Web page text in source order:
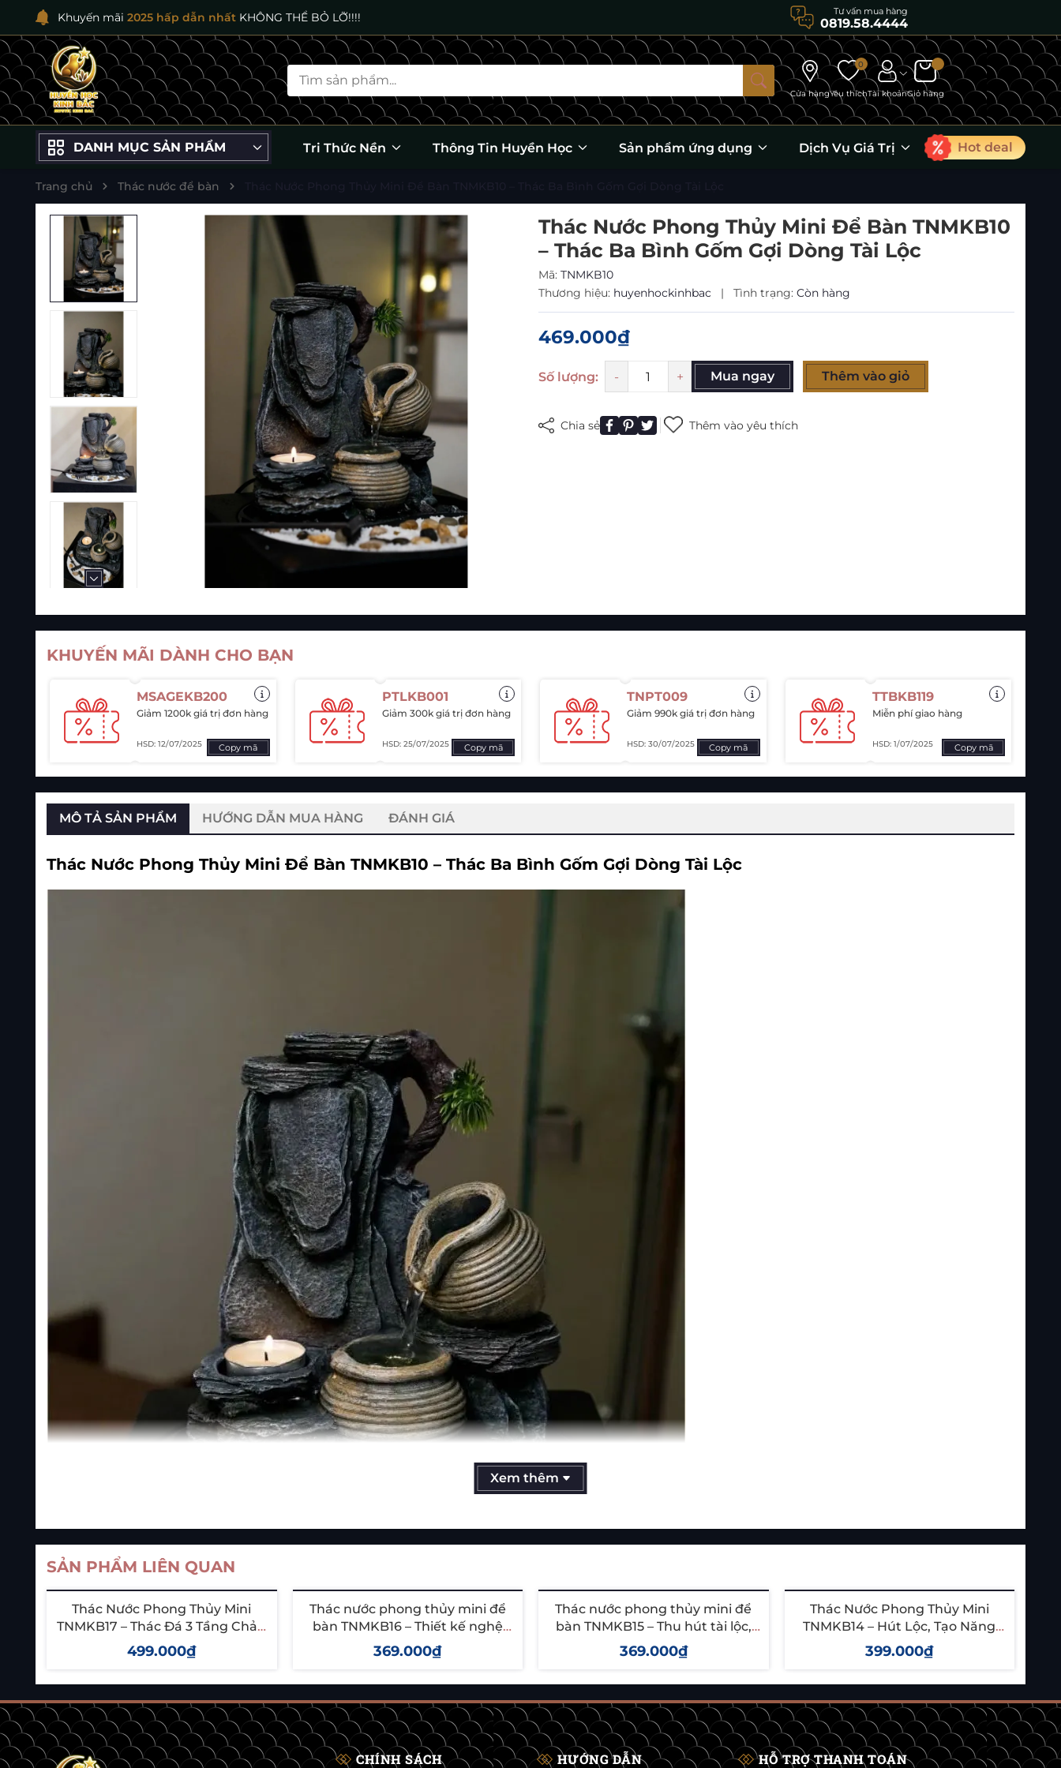
Khuyến mãi 2025 hấp dẫn nhất KHÔNG THỂ BỎ LỠ!!!! Tư vấn mua hàng
0819.58.4444
Cửa hàng
0
Yêu thíchTài khoảnGiỏ hàng
DANH MỤC SẢN PHẨM Tri Thức Nền Thông Tin Huyền Học Sản phẩm ứng dụng Dịch Vụ Giá Trị Hot deal
Trang chủ Thác nước để bàn
Thác Nước Phong Thủy Mini Để Bàn TNMKB10
– Thác Ba Bình Gốm Gợi Dòng Tài Lộc
Mã: TNMKB10
Thương hiệu: huyenhockinhbac | Tình trạng: Còn hàng
469.000₫
Số lượng: - + Mua ngay Thêm vào giỏ
Chia sẻ Thêm vào yêu thích
KHUYẾN MÃI DÀNH CHO BẠN
MSAGEKB200
Giảm 1200k giá trị đơn hàng
HSD: 12/07/2025 Copy mã
PTLKB001
Giảm 300k giá trị đơn hàng
HSD: 25/07/2025 Copy mã
TNPT009
Giảm 990k giá trị đơn hàng
HSD: 30/07/2025 Copy mã
TTBKB119
Miễn phí giao hàng
HSD: 1/07/2025 Copy mã
Mã giảm giá:
Ngày hết hạn:
Điều kiện:
MÔ TẢ SẢN PHẨM HƯỚNG DẪN MUA HÀNG ĐÁNH GIÁ
Thác Nước Phong Thủy Mini Để Bàn TNMKB10 – Thác Ba Bình Gốm Gợi Dòng Tài Lộc
Xem thêm
SẢN PHẨM LIÊN QUAN
Thác Nước Phong Thủy Mini
TNMKB17 – Thác Đá 3 Tầng Chảy,
Thu Hút Tài Lộc & May Mắn
499.000₫
Thác nước phong thủy mini để
bàn TNMKB16 – Thiết kế nghệ
thuật, mang tài lộc & bình an
369.000₫
Thác nước phong thủy mini để
bàn TNMKB15 – Thu hút tài lộc,
trang trí sang trọng
369.000₫
Thác Nước Phong Thủy Mini
TNMKB14 – Hút Lộc, Tạo Năng
Lượng Tích Cực Cho Không Gian
Sống
399.000₫
CHÍNH SÁCH HƯỚNG DẪN HỖ TRỢ THANH TOÁN